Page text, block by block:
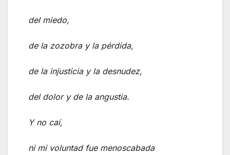
del miedo,
de la zozobra y la pérdida,
de la injusticia y la desnudez,
del dolor y de la angustia.
Y no caí,
ni mi voluntad fue menoscabada